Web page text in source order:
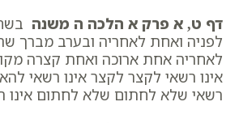
דף ט, א פרק א הלכה ה משנה
לפניה ואחת לאחריה ובערב מברך
לאחריה אחת ארוכה ואחת קצרה
אינו רשאי לקצר לקצר אינו רשאי
רשאי שלא לחתום שלא לחתום אינו